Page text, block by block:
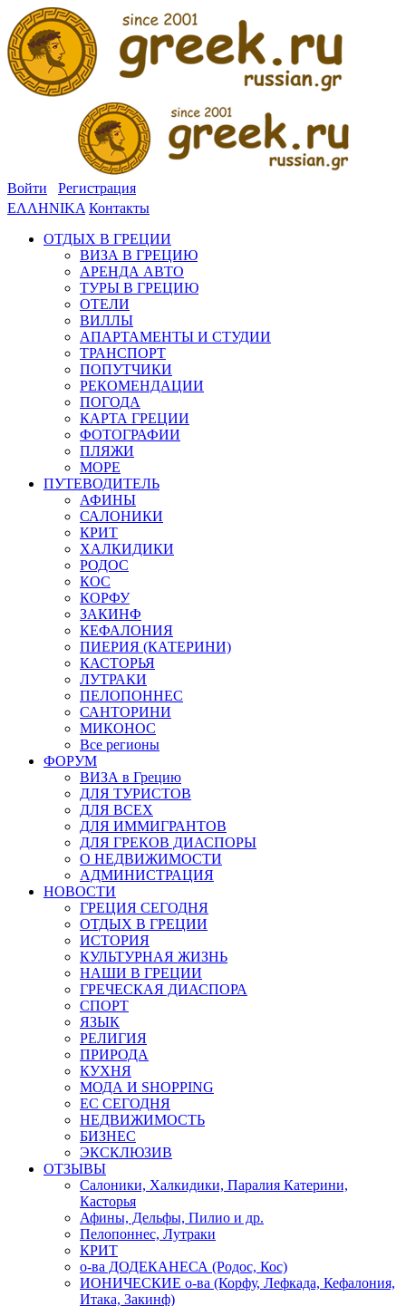
Войти
Регистрация
ΕΛΛΗΝΙΚΑ Контакты
ОТДЫХ В ГРЕЦИИ
ВИЗА В ГРЕЦИЮ
АРЕНДА АВТО
ТУРЫ В ГРЕЦИЮ
ОТЕЛИ
ВИЛЛЫ
АПАРТАМЕНТЫ И СТУДИИ
ТРАНСПОРТ
ПОПУТЧИКИ
РЕКОМЕНДАЦИИ
ПОГОДА
КАРТА ГРЕЦИИ
ФОТОГРАФИИ
ПЛЯЖИ
МОРЕ
ПУТЕВОДИТЕЛЬ
АФИНЫ
САЛОНИКИ
КРИТ
ХАЛКИДИКИ
РОДОС
КОС
КОРФУ
ЗАКИНФ
КЕФАЛОНИЯ
ПИЕРИЯ (КАТЕРИНИ)
КАСТОРЬЯ
ЛУТРАКИ
ПЕЛОПОННЕС
САНТОРИНИ
МИКОНОС
Все регионы
ФОРУМ
ВИЗА в Грецию
ДЛЯ ТУРИСТОВ
ДЛЯ ВСЕХ
ДЛЯ ИММИГРАНТОВ
ДЛЯ ГРЕКОВ ДИАСПОРЫ
О НЕДВИЖИМОСТИ
АДМИНИСТРАЦИЯ
НОВОСТИ
ГРЕЦИЯ СЕГОДНЯ
ОТДЫХ В ГРЕЦИИ
ИСТОРИЯ
КУЛЬТУРНАЯ ЖИЗНЬ
НАШИ В ГРЕЦИИ
ГРЕЧЕСКАЯ ДИАСПОРА
СПОРТ
ЯЗЫК
РЕЛИГИЯ
ПРИРОДА
КУХНЯ
МОДА И SHOPPING
ЕС СЕГОДНЯ
НЕДВИЖИМОСТЬ
БИЗНЕС
ЭКСКЛЮЗИВ
ОТЗЫВЫ
Салоники, Халкидики, Паралия Катерини,
Касторья
Афины, Дельфы, Пилио и др.
Пелопоннес, Лутраки
КРИТ
о-ва ДОДЕКАНЕСА (Родос, Кос)
ИОНИЧЕСКИЕ о-ва (Корфу, Лефкада, Кефалония,
Итака, Закинф)